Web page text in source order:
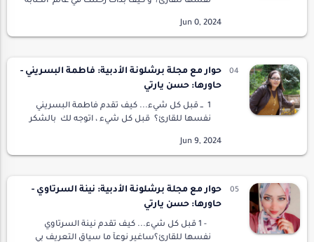
الحدود، تبتعد عن التعقيد وتلتصق روحها…
حوار مع مجلة برشلونة الأدبية: فاطمة البسريني -
حاورها: حسن يارتي
1 ــ قبل كل شيء... كيف تقدم فاطمة البسريني
نفسها للقارئ؟ قبل كل شيء ، اتوجه لك بالشكر
لإتاحة هذه الفرصة وفتح هذ…
حوار مع مجلة برشلونة الأدبية: نينة السرتاوي -
حاورها: حسن يارتي
- 1 قبل كل شيء... كيف تقدم نينة السرتاوي
نفسها للقارئ؟ساغير نوعآ ما سياق التعريف بي